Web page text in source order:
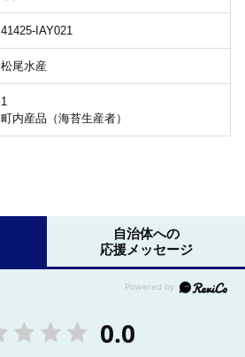
41425-IAY021
松尾水産
1
町内産品（海苔生産者）
自治体への
応援メッセージ
0.0